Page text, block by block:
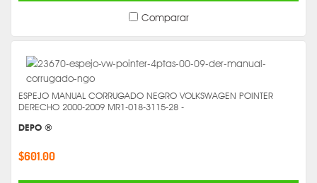
Comparar
ESPEJO MANUAL CORRUGADO NEGRO VOLKSWAGEN POINTER
DERECHO 2000-2009 MR1-018-3115-28 -
DEPO ®
$601.00